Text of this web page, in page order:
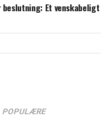
Et venskabeligt
POPULÆRE